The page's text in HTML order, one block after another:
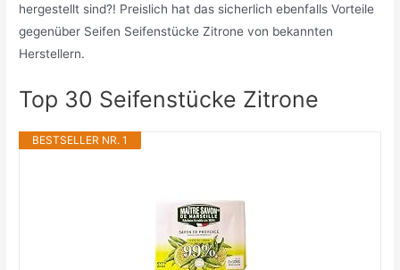
hergestellt sind?! Preislich hat das sicherlich ebenfalls Vorteile
gegenüber Seifen Seifenstücke Zitrone von bekannten
Herstellern.
Top 30 Seifenstücke Zitrone
BESTSELLER NR. 1